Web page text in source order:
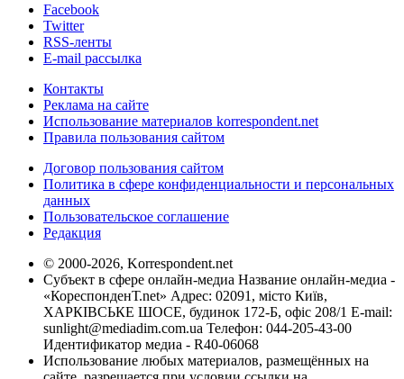
Facebook
Twitter
RSS-ленты
E-mail рассылка
Контакты
Реклама на сайте
Использование материалов korrespondent.net
Правила пользования сайтом
Договор пользования сайтом
Политика в сфере конфиденциальности и персональных
данных
Пользовательское соглашение
Редакция
© 2000-2026, Korrespondent.net
Субъект в сфере онлайн-медиа Название онлайн-медиа -
«КореспонденТ.net» Адрес: 02091, місто Київ,
ХАРКІВСЬКЕ ШОСЕ, будинок 172-Б, офіс 208/1 E-mail:
sunlight@mediadim.com.ua Телефон: 044-205-43-00
Идентификатор медиа - R40-06068
Использование любых материалов, размещённых на